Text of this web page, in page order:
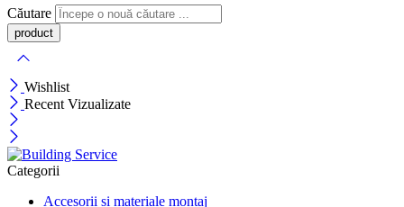
Căutare
Wishlist
Recent Vizualizate
Categorii
Accesorii si materiale montaj